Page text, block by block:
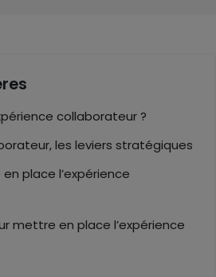
collaborateur ?
les leviers stratégiques
place l’expérience
mettre en place l’expérience